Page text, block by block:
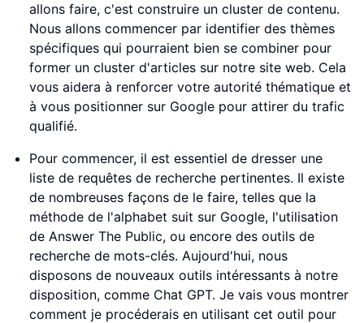
allons faire, c'est construire un cluster de contenu.
Nous allons commencer par identifier des thèmes
spécifiques qui pourraient bien se combiner pour
former un cluster d'articles sur notre site web. Cela
vous aidera à renforcer votre autorité thématique et
à vous positionner sur Google pour attirer du trafic
qualifié.
Pour commencer, il est essentiel de dresser une
liste de requêtes de recherche pertinentes. Il existe
de nombreuses façons de le faire, telles que la
méthode de l'alphabet suit sur Google, l'utilisation
de Answer The Public, ou encore des outils de
recherche de mots-clés. Aujourd'hui, nous
disposons de nouveaux outils intéressants à notre
disposition, comme Chat GPT. Je vais vous montrer
comment je procéderais en utilisant cet outil pour